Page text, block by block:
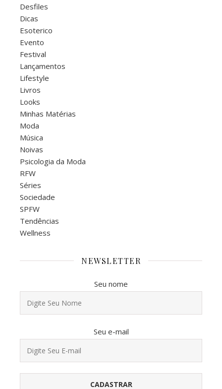
Desfiles
Dicas
Esoterico
Evento
Festival
Lançamentos
Lifestyle
Livros
Looks
Minhas Matérias
Moda
Música
Noivas
Psicologia da Moda
RFW
Séries
Sociedade
SPFW
Tendências
Wellness
NEWSLETTER
Seu nome
Seu e-mail